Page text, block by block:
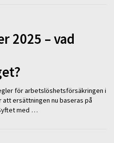
2025 – vad
för arbetslöshetsförsäkringen i
ersättningen nu baseras på
med …